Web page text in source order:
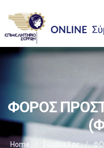
ΦΟΡΟΣ
Home Σύμβουλος /